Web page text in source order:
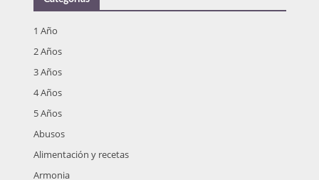
1 Año
2 Años
3 Años
4 Años
5 Años
Abusos
Alimentación y recetas
Armonia